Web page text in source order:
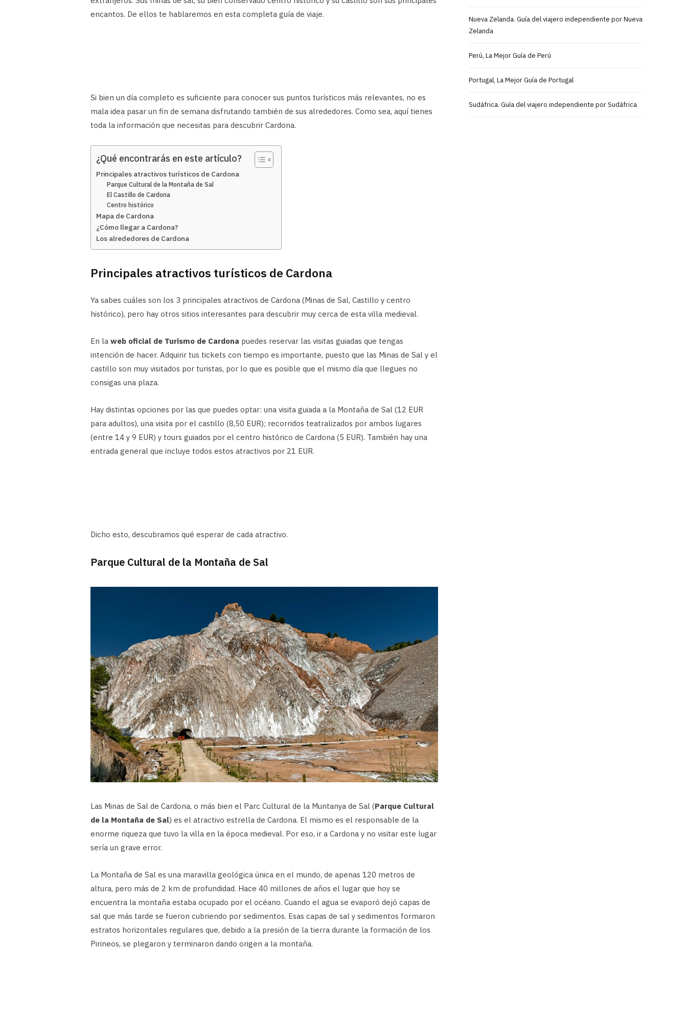
encantos. De ellos te hablaremos en esta completa guía de viaje.
Si bien un día completo es suficiente para conocer sus puntos turísticos más relevantes, no es
mala idea pasar un fin de semana disfrutando también de sus alrededores. Como sea, aquí tienes
toda la información que necesitas para descubrir Cardona.
¿Qué encontrarás en este artículo?
Principales atractivos turísticos de Cardona
Parque Cultural de la Montaña de Sal
El Castillo de Cardona
Centro histórico
Mapa de Cardona
¿Cómo llegar a Cardona?
Los alrededores de Cardona
Principales atractivos turísticos de Cardona
Ya sabes cuáles son los 3 principales atractivos de Cardona (Minas de Sal, Castillo y centro
histórico), pero hay otros sitios interesantes para descubrir muy cerca de esta villa medieval.
En la web oficial de Turismo de Cardona puedes reservar las visitas guiadas que tengas
intención de hacer. Adquirir tus tickets con tiempo es importante, puesto que las Minas de Sal y el
castillo son muy visitados por turistas, por lo que es posible que el mismo día que llegues no
consigas una plaza.
Hay distintas opciones por las que puedes optar: una visita guiada a la Montaña de Sal (12 EUR
para adultos), una visita por el castillo (8,50 EUR); recorridos teatralizados por ambos lugares
(entre 14 y 9 EUR) y tours guiados por el centro histórico de Cardona (5 EUR). También hay una
entrada general que incluye todos estos atractivos por 21 EUR.
Dicho esto, descubramos qué esperar de cada atractivo.
Parque Cultural de la Montaña de Sal
Las Minas de Sal de Cardona, o más bien el Parc Cultural de la Muntanya de Sal (Parque Cultural
de la Montaña de Sal) es el atractivo estrella de Cardona. El mismo es el responsable de la
enorme riqueza que tuvo la villa en la época medieval. Por eso, ir a Cardona y no visitar este lugar
sería un grave error.
La Montaña de Sal es una maravilla geológica única en el mundo, de apenas 120 metros de
altura, pero más de 2 km de profundidad. Hace 40 millones de años el lugar que hoy se
encuentra la montaña estaba ocupado por el océano. Cuando el agua se evaporó dejó capas de
sal que más tarde se fueron cubriendo por sedimentos. Esas capas de sal y sedimentos formaron
estratos horizontales regulares que, debido a la presión de la tierra durante la formación de los
Pirineos, se plegaron y terminaron dando origen a la montaña.
Nueva Zelanda. Guía del viajero independiente por Nueva
Zelanda
Perú, La Mejor Guía de Perú
Portugal, La Mejor Guía de Portugal
Sudáfrica. Guía del viajero independiente por Sudáfrica